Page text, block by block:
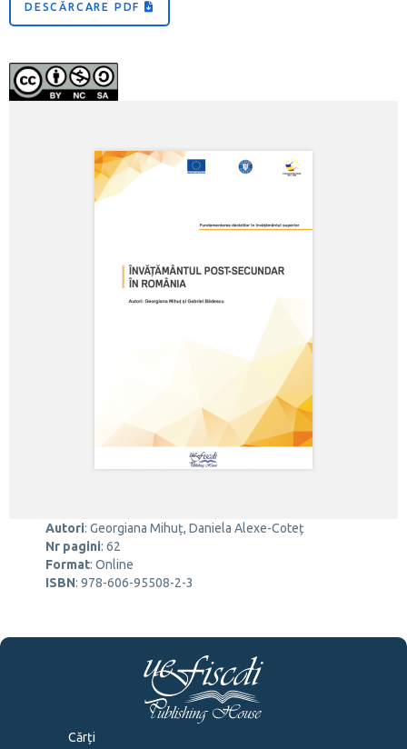
DESCĂRCARE PDF 
Autori: Georgiana Mihuț, Daniela Alexe-Coteț
Nr pagini: 62
Format: Online
ISBN: 978-606-95508-2-3
Cărți